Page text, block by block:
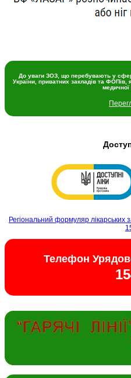
До уваги ЗОЗ, що перебувають у
України, приватних закладів та ФОПів,
медичної
Регіональний формуляр лікарських
Телефон